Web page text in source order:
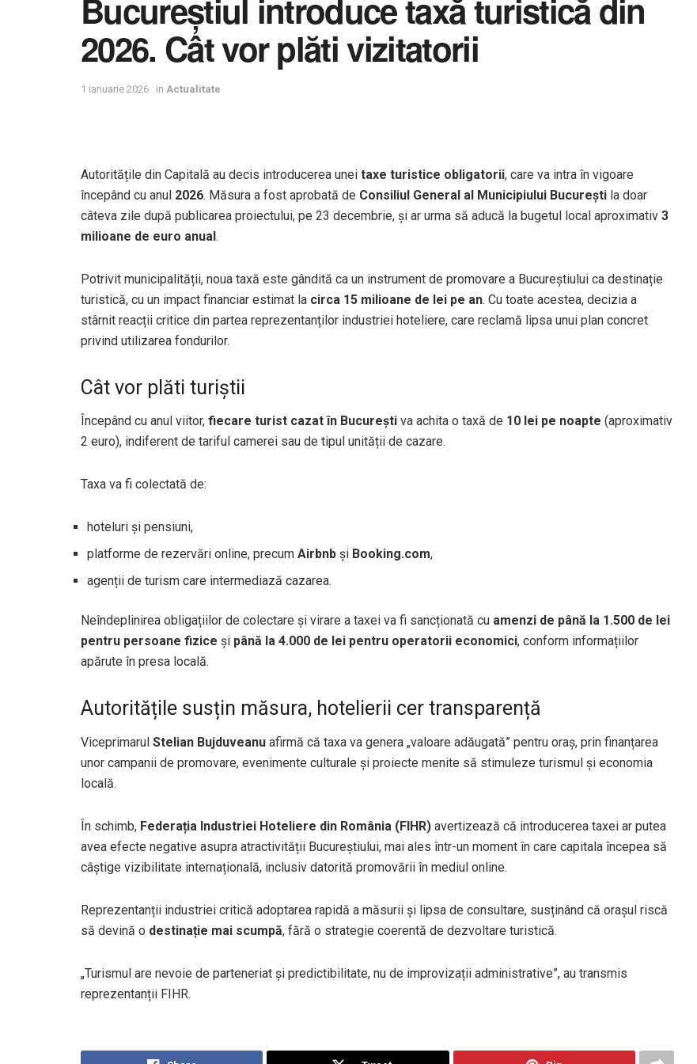
Bucureștiul introduce taxă turistică din
2026. Cât vor plăti vizitatorii
1 ianuarie 2026 in Actualitate
Autoritățile din Capitală au decis introducerea unei taxe turistice obligatorii, care va intra în vigoare
începând cu anul 2026. Măsura a fost aprobată de Consiliul General al Municipiului București la doar
câteva zile după publicarea proiectului, pe 23 decembrie, și ar urma să aducă la bugetul local aproximativ 3
milioane de euro anual.
Potrivit municipalității, noua taxă este gândită ca un instrument de promovare a Bucureștiului ca destinație
turistică, cu un impact financiar estimat la circa 15 milioane de lei pe an. Cu toate acestea, decizia a
stârnit reacții critice din partea reprezentanților industriei hoteliere, care reclamă lipsa unui plan concret
privind utilizarea fondurilor.
Cât vor plăti turiștii
Începând cu anul viitor, fiecare turist cazat în București va achita o taxă de 10 lei pe noapte (aproximativ
2 euro), indiferent de tariful camerei sau de tipul unității de cazare.
Taxa va fi colectată de:
hoteluri și pensiuni,
platforme de rezervări online, precum Airbnb și Booking.com,
agenții de turism care intermediază cazarea.
Neîndeplinirea obligațiilor de colectare și virare a taxei va fi sancționată cu amenzi de până la 1.500 de lei
pentru persoane fizice și până la 4.000 de lei pentru operatorii economici, conform informațiilor
apărute în presa locală.
Autoritățile susțin măsura, hotelierii cer transparență
Viceprimarul Stelian Bujduveanu afirmă că taxa va genera „valoare adăugată” pentru oraș, prin finanțarea
unor campanii de promovare, evenimente culturale și proiecte menite să stimuleze turismul și economia
locală.
În schimb, Federația Industriei Hoteliere din România (FIHR) avertizează că introducerea taxei ar putea
avea efecte negative asupra atractivității Bucureștiului, mai ales într-un moment în care capitala începea să
câștige vizibilitate internațională, inclusiv datorită promovării în mediul online.
Reprezentanții industriei critică adoptarea rapidă a măsurii și lipsa de consultare, susținând că orașul riscă
să devină o destinație mai scumpă, fără o strategie coerentă de dezvoltare turistică.
„Turismul are nevoie de parteneriat și predictibilitate, nu de improvizații administrative”, au transmis
reprezentanții FIHR.